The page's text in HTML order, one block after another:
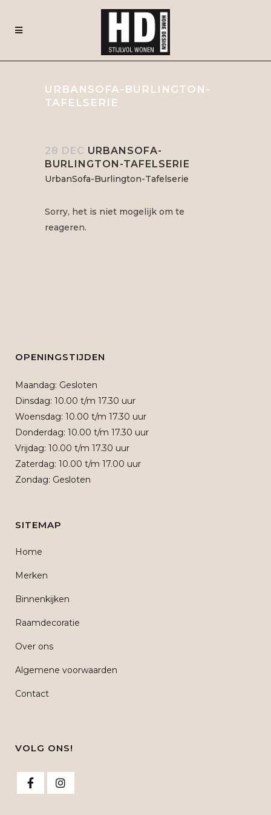
URBANSOFA-BURLINGTON-
TAFELSERIE
28 DEC URBANSOFA-
BURLINGTON-TAFELSERIE
UrbanSofa-Burlington-Tafelserie
Sorry, het is niet mogelijk om te
reageren.
OPENINGSTIJDEN
Maandag: Gesloten
Dinsdag: 10.00 t/m 17.30 uur
Woensdag: 10.00 t/m 17.30 uur
Donderdag: 10.00 t/m 17.30 uur
Vrijdag: 10.00 t/m 17.30 uur
Zaterdag: 10.00 t/m 17.00 uur
Zondag: Gesloten
SITEMAP
Home
Merken
Binnenkijken
Raamdecoratie
Over ons
Algemene voorwaarden
Contact
VOLG ONS!